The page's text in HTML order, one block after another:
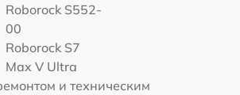
Roborock S552-
00
Roborock S7
Max V Ultra
и техническим